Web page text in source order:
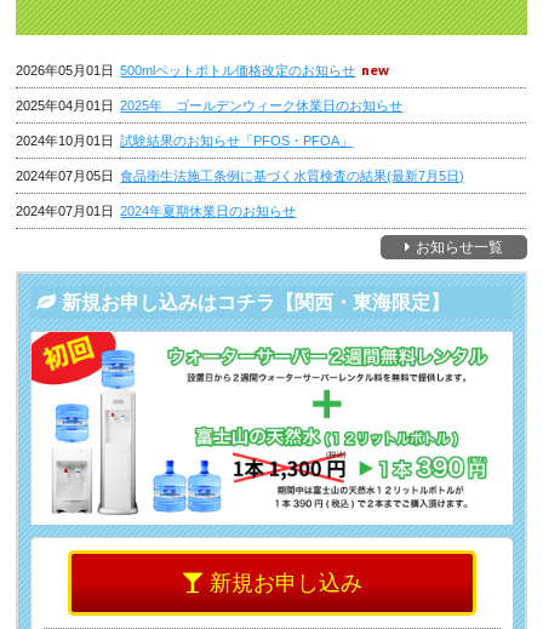
2026年05月01日 500mlペットボトル価格改定のお知らせ
2025年04月01日 2025年 ゴールデンウィーク休業日のお知らせ
2024年10月01日 試験結果のお知らせ「PFOS・PFOA」
2024年07月05日 食品衛生法施工条例に基づく水質検査の結果(最新7月5日)
2024年07月01日 2024年夏期休業日のお知らせ
お知らせ一覧
新規お申し込みはコチラ【関西・東海限定】
新規お申し込み